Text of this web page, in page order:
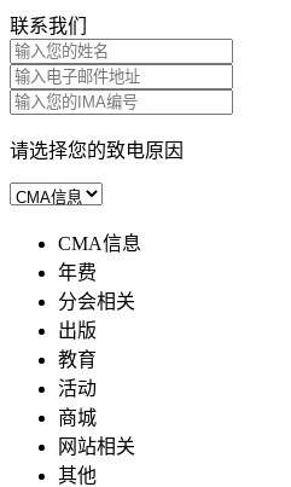
联系我们
请选择您的致电原因
CMA信息
年费
分会相关
出版
教育
活动
商城
网站相关
其他